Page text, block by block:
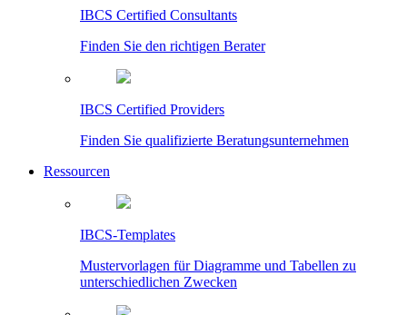
IBCS Certified Consultants
Finden Sie den richtigen Berater
IBCS Certified Providers
Finden Sie qualifizierte Beratungsunternehmen
Ressourcen
IBCS-Templates
Mustervorlagen für Diagramme und Tabellen zu
unterschiedlichen Zwecken